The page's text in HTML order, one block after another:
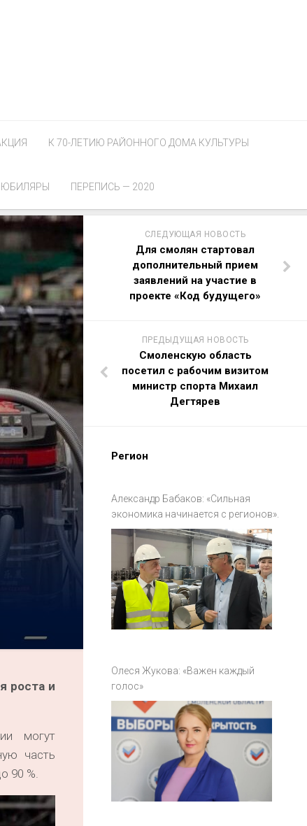
К 70-ЛЕТИЮ РАЙОННОГО ДОМА КУЛЬТУРЫ
ПЕРЕПИСЬ — 2020
роста и
могут
часть
90 %.
СЛЕДУЮЩАЯ НОВОСТЬ
Для смолян стартовал
дополнительный прием
заявлений на участие в
проекте «Код будущего»
ПРЕДЫДУЩАЯ НОВОСТЬ
Смоленскую область
посетил с рабочим визитом
министр спорта Михаил
Дегтярев
Регион
Александр Бабаков: «Сильная
экономика начинается с регионов».
Олеся Жукова: «Важен каждый
голос»